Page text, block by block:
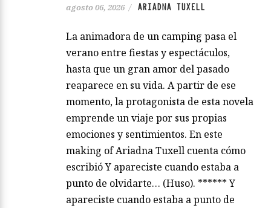
agosto 06, 2026 / ARIADNA TUXELL
La animadora de un camping pasa el
verano entre fiestas y espectáculos,
hasta que un gran amor del pasado
reaparece en su vida. A partir de ese
momento, la protagonista de esta novela
emprende un viaje por sus propias
emociones y sentimientos. En este
making of Ariadna Tuxell cuenta cómo
escribió Y apareciste cuando estaba a
punto de olvidarte… (Huso). ****** Y
apareciste cuando estaba a punto de